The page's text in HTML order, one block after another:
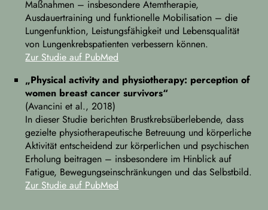
Maßnahmen – insbesondere Atemtherapie,
Ausdauertraining und funktionelle Mobilisation – die
Lungenfunktion, Leistungsfähigkeit und Lebensqualität
von Lungenkrebspatienten verbessern können.
Zur Studie auf PubMed
„Physical activity and physiotherapy: perception of
women breast cancer survivors“
(Avancini et al., 2018)
In dieser Studie berichten Brustkrebsüberlebende, dass
gezielte physiotherapeutische Betreuung und körperliche
Aktivität entscheidend zur körperlichen und psychischen
Erholung beitragen – insbesondere im Hinblick auf
Fatigue, Bewegungseinschränkungen und das Selbstbild.
Zur Studie auf PubMed